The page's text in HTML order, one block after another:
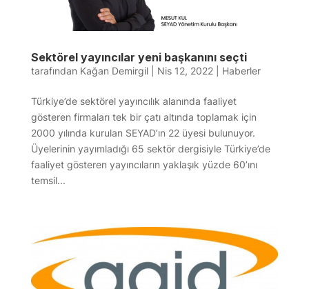
Sektörel yayıncılar yeni başkanını seçti
tarafından Kağan Demirgil| Nis 12, 2022| Haberler
Türkiye’de sektörel yayıncılık alanında faaliyet
gösteren firmaları tek bir çatı altında toplamak için
2000 yılında kurulan SEYAD’ın 22 üyesi bulunuyor.
Üyelerinin yayımladığı 65 sektör dergisiyle Türkiye’de
faaliyet gösteren yayıncıların yaklaşık yüzde 60’ını
temsil...